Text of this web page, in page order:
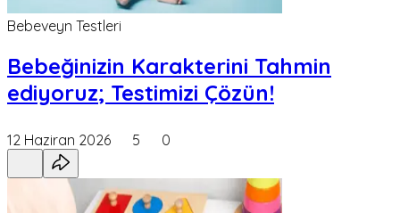
Bebeveyn Testleri
Bebeğinizin Karakterini Tahmin
ediyoruz; Testimizi Çözün!
12 Haziran 2026 5 0